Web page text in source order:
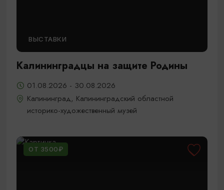
ВЫСТАВКИ
Калининградцы на защите Родины
01.08.2026 - 30.08.2026
Калининград, Калининградский областной
историко-художественный музей
ОТ 3500₽